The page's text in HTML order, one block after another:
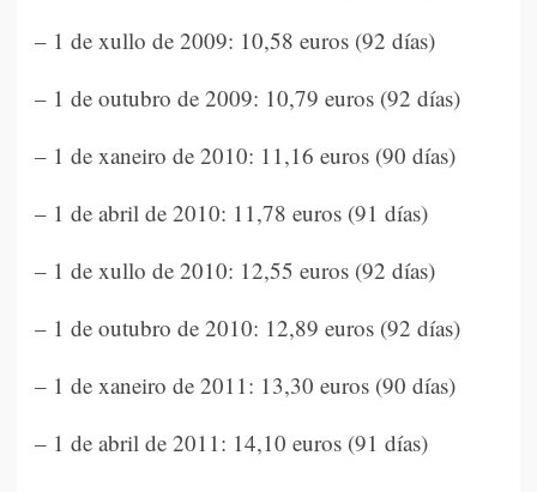
– 1 de xullo de 2009: 10,58 euros (92 días)
– 1 de outubro de 2009: 10,79 euros (92 días)
– 1 de xaneiro de 2010: 11,16 euros (90 días)
– 1 de abril de 2010: 11,78 euros (91 días)
– 1 de xullo de 2010: 12,55 euros (92 días)
– 1 de outubro de 2010: 12,89 euros (92 días)
– 1 de xaneiro de 2011: 13,30 euros (90 días)
– 1 de abril de 2011: 14,10 euros (91 días)